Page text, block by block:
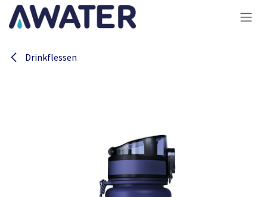
Overslaan naar inhoud
Drinkflessen